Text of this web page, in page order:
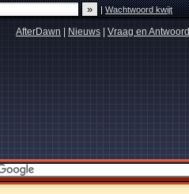
|Wachtwoord kwijt
AfterDawn Nieuws Vraag en Antwoord